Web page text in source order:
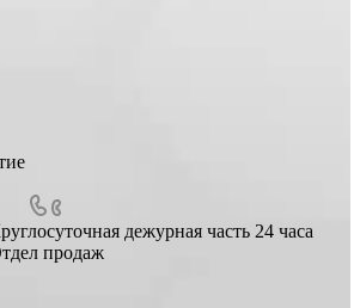
дежурная часть 24 часа
продаж